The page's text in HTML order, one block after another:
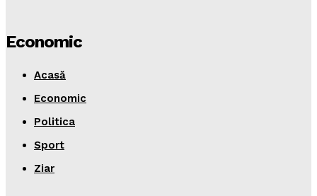
Economic
Acasă
Economic
Politica
Sport
Ziar